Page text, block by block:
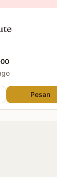
Pesan